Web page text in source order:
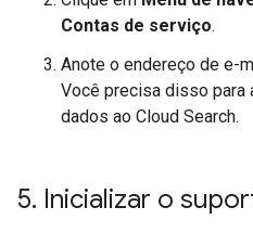
Contas de serviço.
Anote o endereço de e-
Você precisa disso para
dados ao Cloud Search.
5. Inicializar o